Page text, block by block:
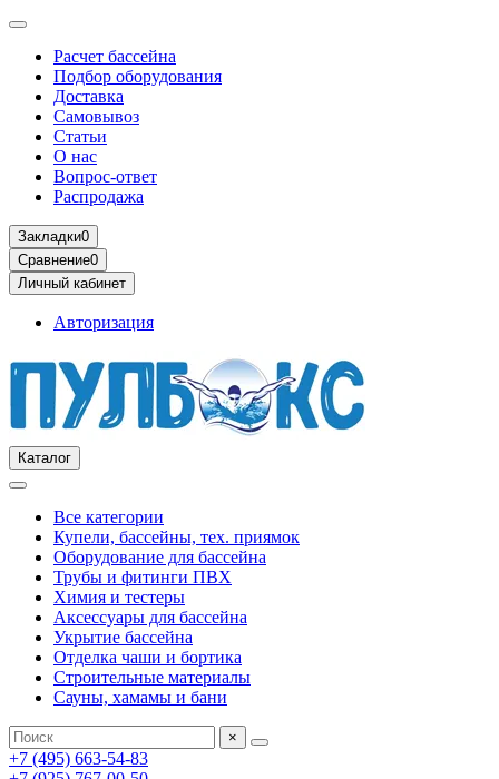
Расчет бассейна
Подбор оборудования
Доставка
Самовывоз
Статьи
О нас
Вопрос-ответ
Распродажа
Закладки0
Сравнение0
Личный кабинет
Авторизация
Каталог
Все категории
Купели, бассейны, тех. приямок
Оборудование для бассейна
Трубы и фитинги ПВХ
Химия и тестеры
Аксессуары для бассейна
Укрытие бассейна
Отделка чаши и бортика
Строительные материалы
Сауны, хамамы и бани
×
+7 (495) 663-54-83